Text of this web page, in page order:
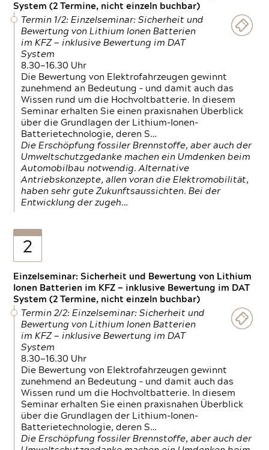
System (2 Termine, nicht einzeln buchbar)
Termin 1/2: Einzelseminar: Sicherheit und
Bewertung von Lithium Ionen Batterien
im KFZ — inklusive Bewertung im DAT
System
8.30—16.30 Uhr
Die Bewertung von Elektrofahrzeugen gewinnt
zunehmend an Bedeutung – und damit auch das
Wissen rund um die Hochvoltbatterie. In diesem
Seminar erhalten Sie einen praxisnahen Überblick
über die Grundlagen der Lithium-Ionen-
Batterietechnologie, deren S…
Die Erschöpfung fossiler Brennstoffe, aber auch der
Umweltschutzgedanke machen ein Umdenken beim
Automobilbau notwendig. Alternative
Antriebskonzepte, allen voran die Elektromobilität,
haben sehr gute Zukunftsaussichten. Bei der
Entwicklung der zugeh…
2
Einzelseminar: Sicherheit und Bewertung von Lithium
Ionen Batterien im KFZ — inklusive Bewertung im DAT
System (2 Termine, nicht einzeln buchbar)
Termin 2/2: Einzelseminar: Sicherheit und
Bewertung von Lithium Ionen Batterien
im KFZ — inklusive Bewertung im DAT
System
8.30—16.30 Uhr
Die Bewertung von Elektrofahrzeugen gewinnt
zunehmend an Bedeutung – und damit auch das
Wissen rund um die Hochvoltbatterie. In diesem
Seminar erhalten Sie einen praxisnahen Überblick
über die Grundlagen der Lithium-Ionen-
Batterietechnologie, deren S…
Die Erschöpfung fossiler Brennstoffe, aber auch der